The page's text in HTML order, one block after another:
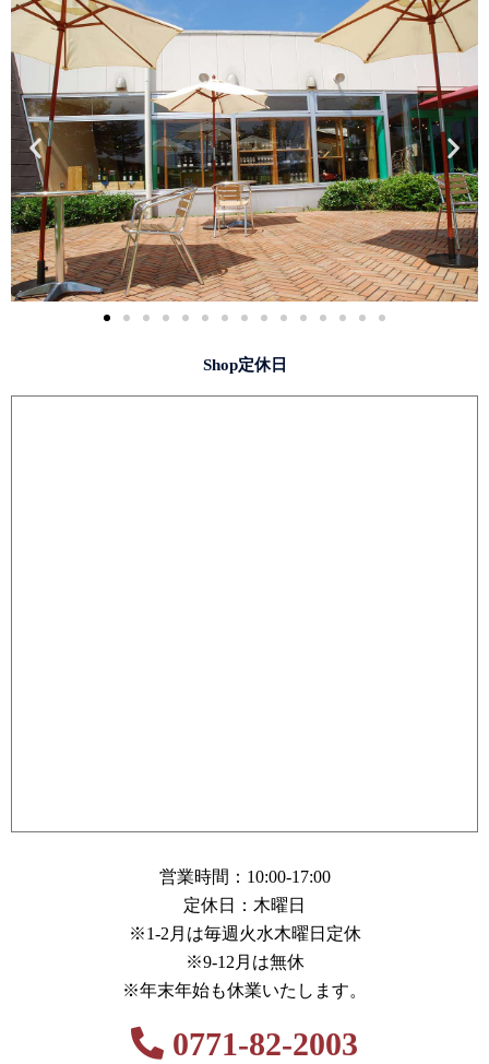
Shop定休日
営業時間：10:00-17:00
定休日：木曜日
※1-2月は毎週火水木曜日定休
※9-12月は無休
※年末年始も休業いたします。
0771-82-2003